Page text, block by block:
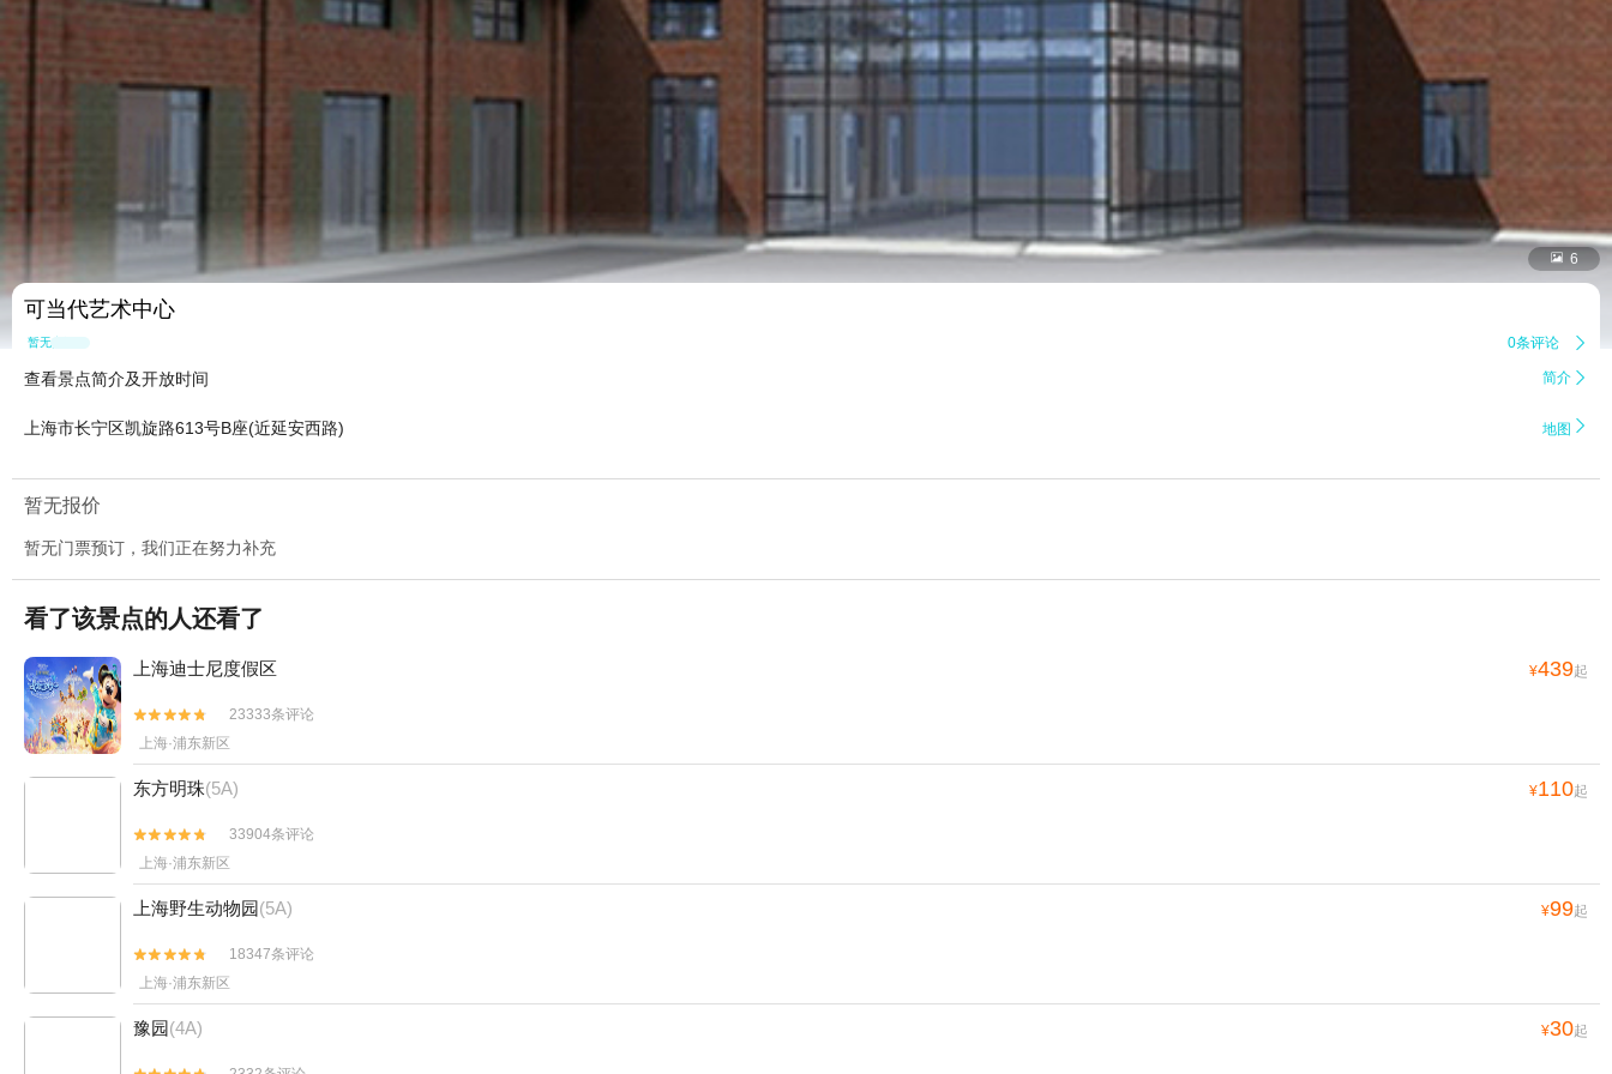
 6
可当代艺术中心
暂无点评 0条评论 
查看景点简介及开放时间 简介 
上海市长宁区凯旋路613号B座(近延安西路) 地图 
暂无报价
暂无门票预订，我们正在努力补充
看了该景点的人还看了
上海迪士尼度假区 ¥439起


23333条评论
上海·浦东新区
东方明珠(5A) ¥110起


33904条评论
上海·浦东新区
上海野生动物园(5A) ¥99起


18347条评论
上海·浦东新区
豫园(4A) ¥30起